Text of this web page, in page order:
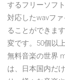
するフリーソフ
対応したwavフ
ることができま
変です。50個以
無料音楽の世界
は、日本国内だ